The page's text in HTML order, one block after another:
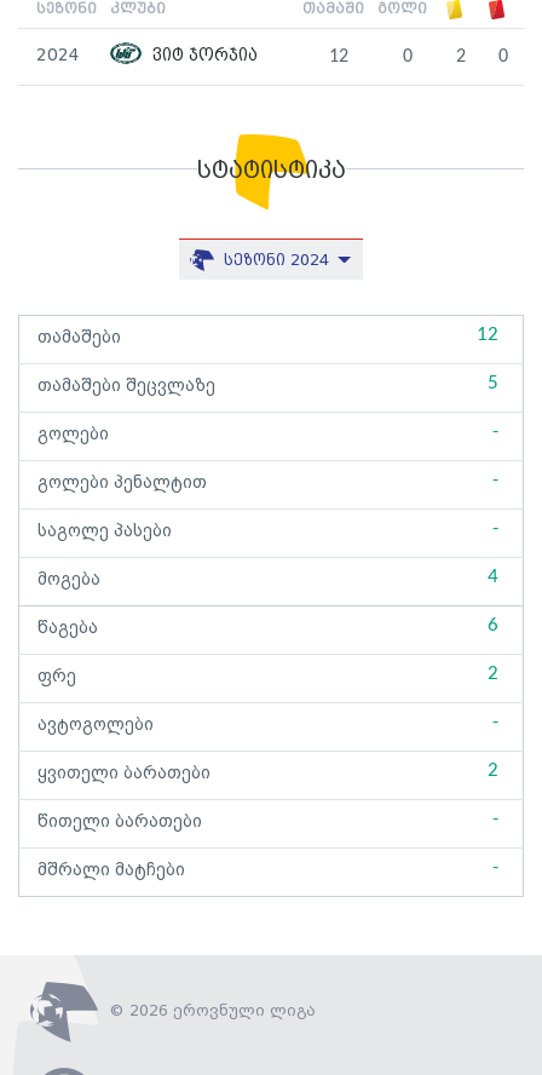
სეზონი კლუბი თამაში გოლი
2024 ვიტ ჯორჯია 12 0 2 0
სტატისტიკა
სეზონი 2024
თამაშები 12
თამაშები შეცვლაზე 5
გოლები -
გოლები პენალტით -
საგოლე პასები -
მოგება 4
წაგება 6
ფრე 2
ავტოგოლები -
ყვითელი ბარათები 2
წითელი ბარათები -
მშრალი მატჩები -
© 2026 ეროვნული ლიგა